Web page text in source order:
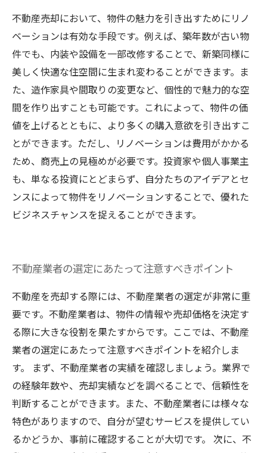
不動産売却において、物件の魅力を引き出すためにリノ
ベーションは有効な手段です。例えば、築年数が古い物
件でも、内装や設備を一部改修することで、新築同様に
美しく快適な住空間に生まれ変わることができます。ま
た、造作家具や間取りの変更など、個性的で魅力的な空
間を作り出すことも可能です。これによって、物件の価
値を上げるとともに、より多くの購入意欲を引き出すこ
とができます。ただし、リノベーションは費用がかかる
ため、商売上の見極めが必要です。投資家や個人事業主
も、単なる投資にとどまらず、自分たちのアイデアとセ
ンスによって物件をリノベーションすることで、優れた
ビジネスチャンスを捉えることができます。
不動産業者の選定にあたって注意すべきポイント
不動産を売却する際には、不動産業者の選定が非常に重
要です。不動産業者は、物件の情報や売却価格を決定す
る際に大きな役割を果たすからです。ここでは、不動産
業者の選定にあたって注意すべきポイントを紹介しま
す。 まず、不動産業者の実績を確認しましょう。業界で
の経験年数や、売却実績などを調べることで、信頼性を
判断することができます。また、不動産業者には様々な
特色がありますので、自分が望むサービスを提供してい
るかどうか、事前に確認することが大切です。 次に、不